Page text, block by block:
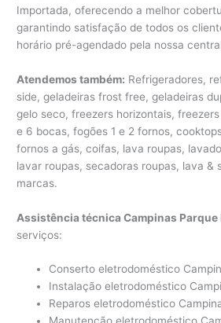
Importada, oferecendo a melhor
garantindo satisfação de todos os
horário pré-agendado pela nossa
Atendemos também: Refrigeradores,
side, geladeiras frost free, geladeiras
gelo seco, freezers horizontais,
e 6 bocas, fogões 1 e 2 fornos,
fornos a gás, coifas, lava roupas,
lavar roupas, secadoras roupas, lava &
marcas.
Assistência técnica Campinas Parque
serviços:
Conserto eletrodoméstico
Instalação eletrodoméstico
Reparos eletrodoméstico